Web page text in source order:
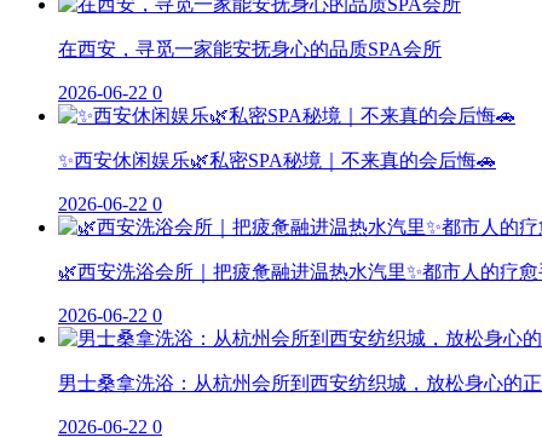
在西安，寻觅一家能安抚身心的品质SPA会所
2026-06-22 0
✨西安休闲娱乐🌿私密SPA秘境｜不来真的会后悔🚗
2026-06-22 0
🌿西安洗浴会所｜把疲惫融进温热水汽里✨都市人的疗愈
2026-06-22 0
男士桑拿洗浴：从杭州会所到西安纺织城，放松身心的
2026-06-22 0